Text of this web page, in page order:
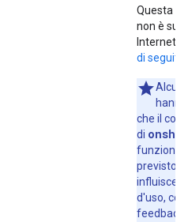
Questa
non è
Internet
di seguito
che il
di
funziona
previsto.
influisce
d'uso,
feedback